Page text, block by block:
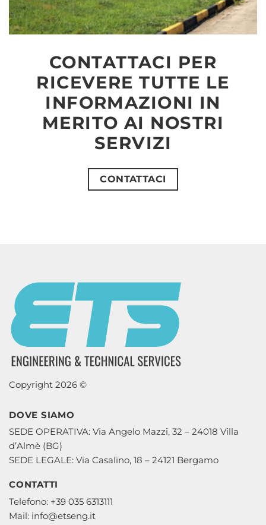
CONTATTACI PER
RICEVERE TUTTE LE
INFORMAZIONI IN
MERITO AI NOSTRI
SERVIZI
CONTATTACI
Copyright 2026 ©
DOVE SIAMO
SEDE OPERATIVA: Via Angelo Mazzi, 32 – 24018 Villa
d’Almè (BG)
SEDE LEGALE: Via Casalino, 18 – 24121 Bergamo
CONTATTI
Telefono: +39 035 6313111
Mail: info@etseng.it